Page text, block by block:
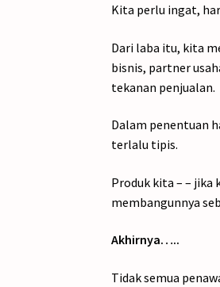
Kita perlu ingat,
Dari laba itu, kita
bisnis, partner
tekanan penjualan.
Dalam penentuan
terlalu tipis.
Produk kita – – jika
membangunnya
Akhirnya…..
Tidak semua